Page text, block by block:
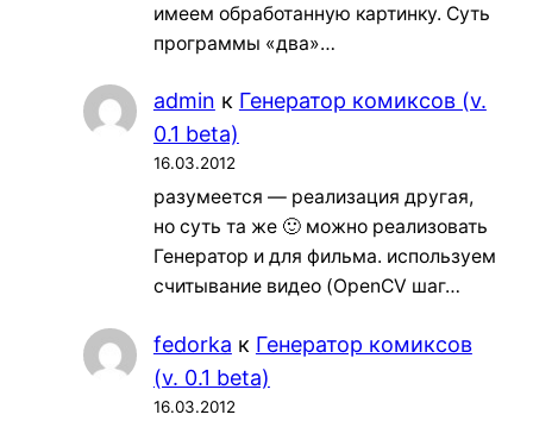
имеем обработанную картинку. Суть
программы «два»…
admin к Генератор комиксов (v.
0.1 beta)
16.03.2012
разумеется — реализация другая,
но суть та же 🙂 можно реализовать
Генератор и для фильма. используем
считывание видео (OpenCV шаг…
fedorka к Генератор комиксов
(v. 0.1 beta)
16.03.2012